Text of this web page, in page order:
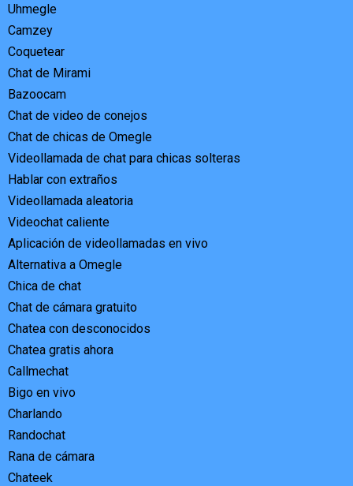
Uhmegle
Camzey
Coquetear
Chat de Mirami
Bazoocam
Chat de video de conejos
Chat de chicas de Omegle
Videollamada de chat para chicas solteras
Hablar con extraños
Videollamada aleatoria
Videochat caliente
Aplicación de videollamadas en vivo
Alternativa a Omegle
Chica de chat
Chat de cámara gratuito
Chatea con desconocidos
Chatea gratis ahora
Callmechat
Bigo en vivo
Charlando
Randochat
Rana de cámara
Chateek